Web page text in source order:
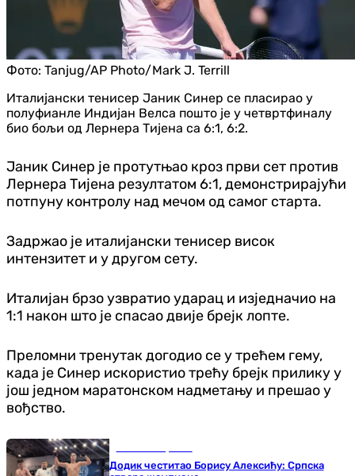
Фото: Tanjug/AP Photo/Mark J. Terrill
Италијански тенисер Јаник Синер се пласирао у
полуфианле Индијан Велса пошто је у четвртфиналу
био бољи од Лернера Тијена са 6:1, 6:2.
Јаник Синер је протутњао кроз први сет против
Лернера Тијена резултатом 6:1, демонстрирајући
потпуну контролу над мечом од самог старта.
Задржао је италијански тенисер висок
интензитет и у другом сету.
Италијан брзо узвратио ударац и изједначио на
1:1 након што је спасао двије брејк лопте.
Преломни тренутак догодио се у трећем гему,
када је Синер искористио трећу брејк прилику у
још једном маратонском надметању и прешао у
вођство.
Додик честитао Борису Алексићу: Српска